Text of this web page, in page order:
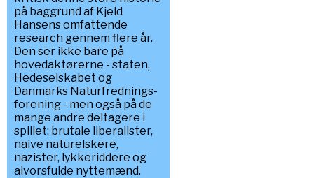
på baggrund af Kjeld
Hansens omfattende
research gennem flere år.
Den ser ikke bare på
hovedaktørerne - staten,
Hedeselskabet og
Danmarks Naturfrednings-
forening - men også på de
mange andre deltagere i
spillet: brutale liberalister,
naive naturelskere,
nazister, lykkeriddere og
alvorsfulde nyttemænd.